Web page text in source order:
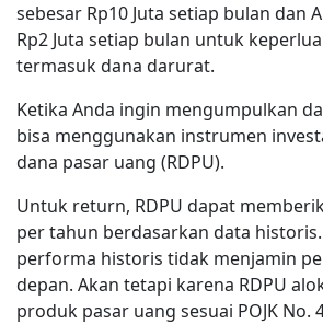
sebesar Rp10 Juta setiap bulan dan
Rp2 Juta setiap bulan untuk
termasuk dana darurat.
Ketika Anda ingin mengumpulkan
bisa menggunakan instrumen
dana pasar uang (RDPU).
Untuk return, RDPU dapat
per tahun berdasarkan data
performa historis tidak menjamin
depan. Akan tetapi karena RDPU
produk pasar uang sesuai POJK No.